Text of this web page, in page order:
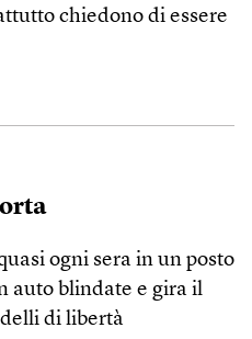
chiedono di essere
ogni sera in un posto
auto blindate e gira il
di libertà